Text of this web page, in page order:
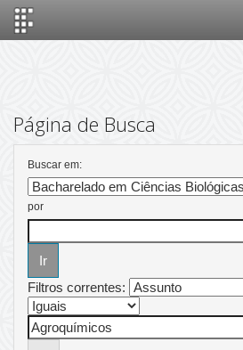
Página de Busca
Buscar em:
por
Filtros correntes: